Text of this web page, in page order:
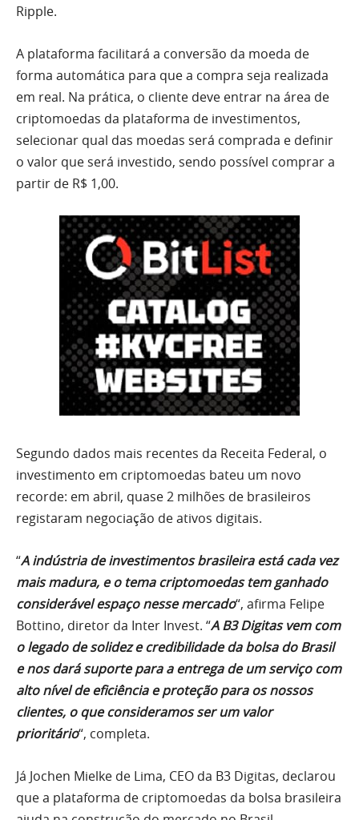
Ripple.
A plataforma facilitará a conversão da moeda de
forma automática para que a compra seja realizada
em real. Na prática, o cliente deve entrar na área de
criptomoedas da plataforma de investimentos,
selecionar qual das moedas será comprada e definir
o valor que será investido, sendo possível comprar a
partir de R$ 1,00.
Segundo dados mais recentes da Receita Federal, o
investimento em criptomoedas bateu um novo
recorde: em abril, quase 2 milhões de brasileiros
registaram negociação de ativos digitais.
“A indústria de investimentos brasileira está cada vez
mais madura, e o tema criptomoedas tem ganhado
considerável espaço nesse mercado“, afirma Felipe
Bottino, diretor da Inter Invest. “A B3 Digitas vem com
o legado de solidez e credibilidade da bolsa do Brasil
e nos dará suporte para a entrega de um serviço com
alto nível de eficiência e proteção para os nossos
clientes, o que consideramos ser um valor
prioritário“, completa.
Já Jochen Mielke de Lima, CEO da B3 Digitas, declarou
que a plataforma de criptomoedas da bolsa brasileira